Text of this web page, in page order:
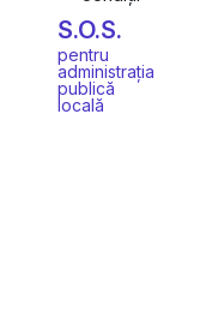
S.O.S.
pentru
administrația
publică
locală